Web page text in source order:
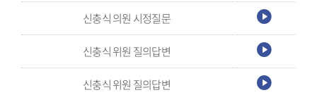
신충식 의원 시정질문
신충식 위원 질의답변
신충식 위원 질의답변